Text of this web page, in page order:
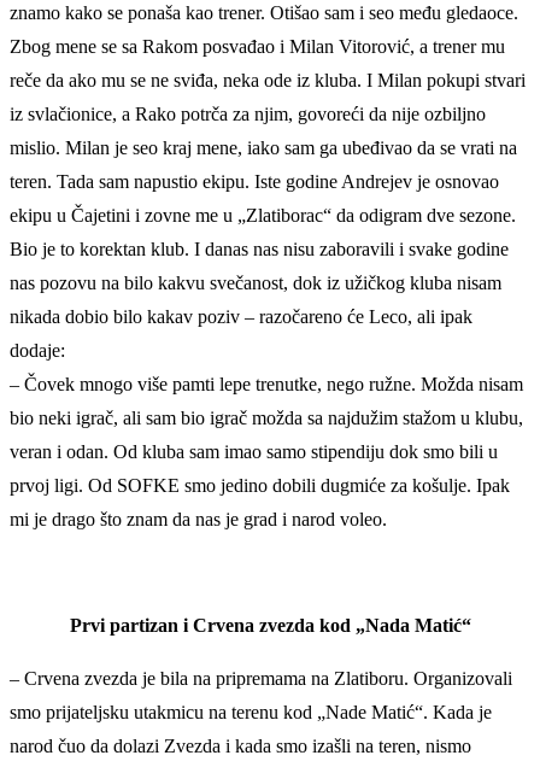
znamo kako se ponaša kao trener. Otišao sam i seo među gledaoce.
Zbog mene se sa Rakom posvađao i Milan Vitorović, a trener mu
reče da ako mu se ne sviđa, neka ode iz kluba. I Milan pokupi stvari
iz svlačionice, a Rako potrča za njim, govoreći da nije ozbiljno
mislio. Milan je seo kraj mene, iako sam ga ubeđivao da se vrati na
teren. Tada sam napustio ekipu. Iste godine Andrejev je osnovao
ekipu u Čajetini i zovne me u „Zlatiborac“ da odigram dve sezone.
Bio je to korektan klub. I danas nas nisu zaboravili i svake godine
nas pozovu na bilo kakvu svečanost, dok iz užičkog kluba nisam
nikada dobio bilo kakav poziv – razočareno će Leco, ali ipak
dodaje:
– Čovek mnogo više pamti lepe trenutke, nego ružne. Možda nisam
bio neki igrač, ali sam bio igrač možda sa najdužim stažom u klubu,
veran i odan. Od kluba sam imao samo stipendiju dok smo bili u
prvoj ligi. Od SOFKE smo jedino dobili dugmiće za košulje. Ipak
mi je drago što znam da nas je grad i narod voleo.
Prvi partizan i Crvena zvezda kod „Nada Matić“
– Crvena zvezda je bila na pripremama na Zlatiboru. Organizovali
smo prijateljsku utakmicu na terenu kod „Nade Matić“. Kada je
narod čuo da dolazi Zvezda i kada smo izašli na teren, nismo